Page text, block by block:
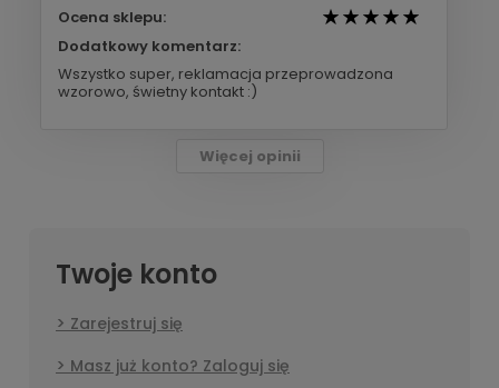
Ocena sklepu:
Dodatkowy komentarz:
Wszystko super, reklamacja przeprowadzona
wzorowo, świetny kontakt :)
Więcej opinii
Twoje konto
Zarejestruj się
Masz już konto? Zaloguj się